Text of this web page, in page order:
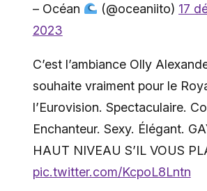
– Océan (@oceaniito) 17
2023
C’est l’ambiance Olly
souhaite vraiment pour le
l’Eurovision. Spectaculaire.
Enchanteur. Sexy. Élégant.
HAUT NIVEAU S’IL VOUS
pic.twitter.com/KcpoL8Lntn